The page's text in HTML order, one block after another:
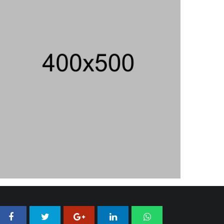
04/08/2026 18:37 WIB || HUKUM
02/08/2026 21:26 WIB ||TRANSPORTASI
Buku Dan Diskusi UU Perekonomian